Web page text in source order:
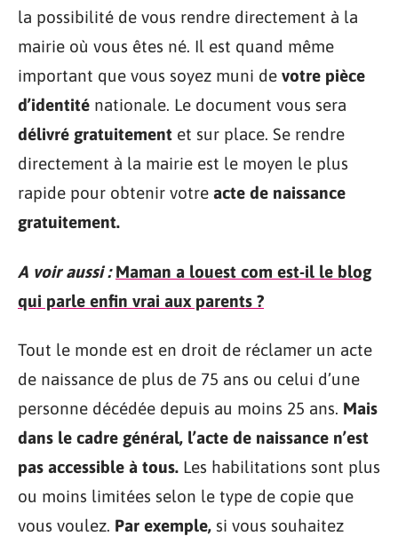
la possibilité de vous rendre directement à la
mairie où vous êtes né. Il est quand même
important que vous soyez muni de votre pièce
d’identité nationale. Le document vous sera
délivré gratuitement et sur place. Se rendre
directement à la mairie est le moyen le plus
rapide pour obtenir votre acte de naissance
gratuitement.
A voir aussi : Maman a louest com est-il le blog
qui parle enfin vrai aux parents ?
Tout le monde est en droit de réclamer un acte
de naissance de plus de 75 ans ou celui d’une
personne décédée depuis au moins 25 ans. Mais
dans le cadre général, l’acte de naissance n’est
pas accessible à tous. Les habilitations sont plus
ou moins limitées selon le type de copie que
vous voulez. Par exemple, si vous souhaitez